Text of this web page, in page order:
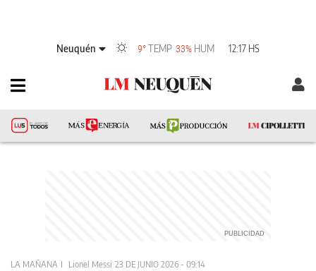
Neuquén 9°TEMP 33% HUM 12:17 HS
LA MAÑANA Lionel Messi 23 DE JUNIO 2026 - 09:14